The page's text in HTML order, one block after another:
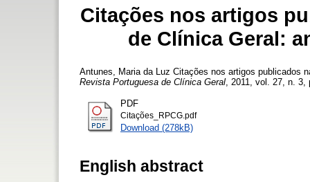
Citações nos artigos
de Clínica Geral:
Antunes, Maria da Luz Citações nos artigos publicados
Revista Portuguesa de Clínica Geral , 2011, vol. 27, n.
PDF
Citações_RPCG.pdf
Download (278kB)
English abstract